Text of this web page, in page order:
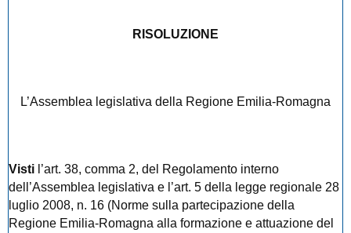
RISOLUZIONE
L’Assemblea legislativa della Regione Emilia-Romagna
Visti l’art. 38, comma 2, del Regolamento interno
dell’Assemblea legislativa e l’art. 5 della legge regionale 28
luglio 2008, n. 16 (Norme sulla partecipazione della
Regione Emilia-Romagna alla formazione e attuazione del